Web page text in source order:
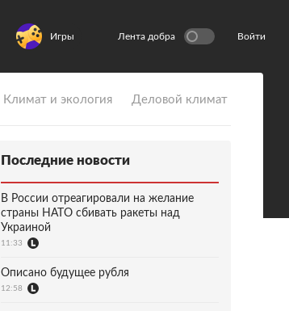
Игры Лента добра Войти
Климат и экология Деловой климат
Последние новости
В России отреагировали на желание
страны НАТО сбивать ракеты над
Украиной
11:33
Описано будущее рубля
12:58